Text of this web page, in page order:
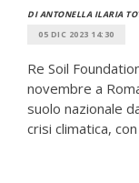
DI ANTONELLA ILARIA
05 DIC 2023 14:30
Re Soil
novembre a
suolo nazionale
crisi climatica, con